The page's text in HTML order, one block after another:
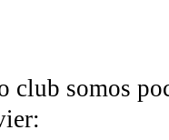
club somos